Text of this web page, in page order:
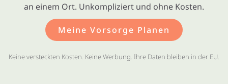
an einem Ort. Unkompliziert und ohne Kosten.
Meine Vorsorge Planen
Keine versteckten Kosten. Keine Werbung. Ihre Daten bleiben in der EU.